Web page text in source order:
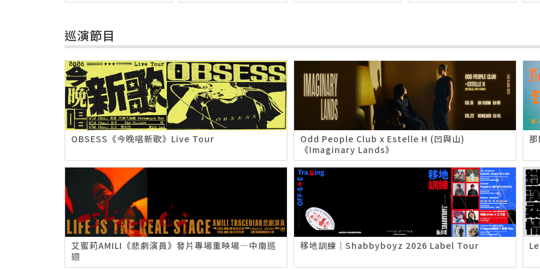
巡演節目
OBSESS《今晚唱新歌》Live Tour
Odd People Club x Estelle H (凹與山)
《Imaginary Lands》
艾蜜莉AMILI《悲劇演員》發片專場重映場—中南巡
迴
移地訓練｜Shabbyboyz 2026 Label Tour